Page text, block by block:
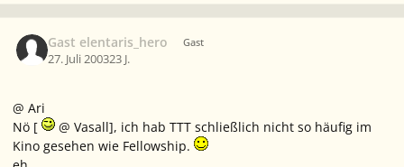
Gast elentaris_hero Gast
27. Juli 200323 J.
@ Ari
Nö [
@ Vasall], ich hab TTT schließlich nicht so häufig im
Kino gesehen wie Fellowship.